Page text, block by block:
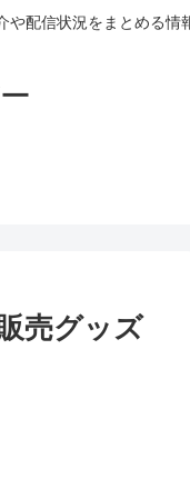
配信状況をまとめる情
売グッズ